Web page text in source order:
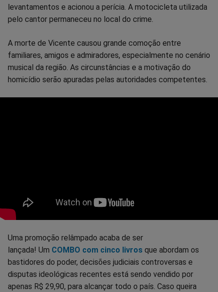
levantamentos e acionou a perícia. A motocicleta utilizada
pelo cantor permaneceu no local do crime.
A morte de Vicente causou grande comoção entre
familiares, amigos e admiradores, especialmente no cenário
musical da região. As circunstâncias e a motivação do
homicídio serão apuradas pelas autoridades competentes.
Uma promoção relâmpado acaba de ser
lançada! Um COMBO com cinco livros que abordam os
bastidores do poder, decisões judiciais controversas e
disputas ideológicas recentes está sendo vendido por
apenas R$ 29,90, para alcançar todo o país. Caso queira